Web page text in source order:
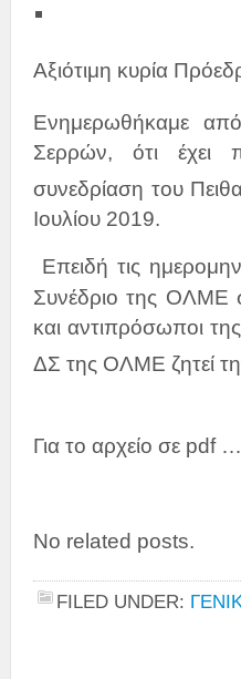
Αξιότιμη κυρία
Ενημερωθήκαμε
Σερρών, ότι έχει
συνεδρίαση του
Ιουλίου 2019.
Επειδή τις
Συνέδριο της ΟΛΜΕ
και αντιπρόσωποι
ΔΣ της ΟΛΜΕ ζητεί
Για το αρχείο σε pdf …
No related posts.
FILED UNDER: